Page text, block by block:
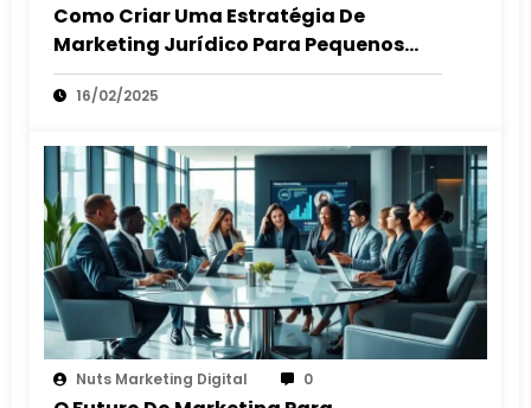
Como Criar Uma Estratégia De
Marketing Jurídico Para Pequenos
Escritórios
16/02/2025
Nuts Marketing Digital 0